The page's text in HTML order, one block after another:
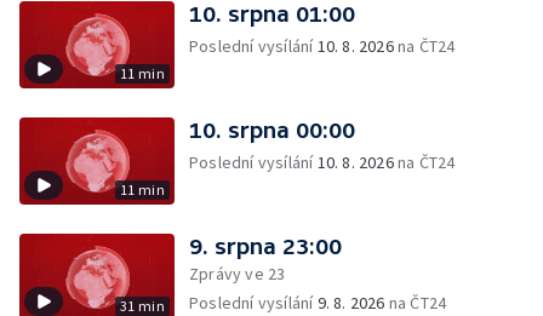
11 min
10. srpna 01:00
Poslední vysílání10. 8. 2026na ČT24
11 min
10. srpna 00:00
Poslední vysílání10. 8. 2026na ČT24
31 min
9. srpna 23:00
Zprávy ve 23
Poslední vysílání9. 8. 2026 na ČT24